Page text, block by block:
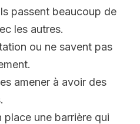
passent beaucoup de
les autres.
ou ne savent pas
amener à avoir des
place une barrière qui